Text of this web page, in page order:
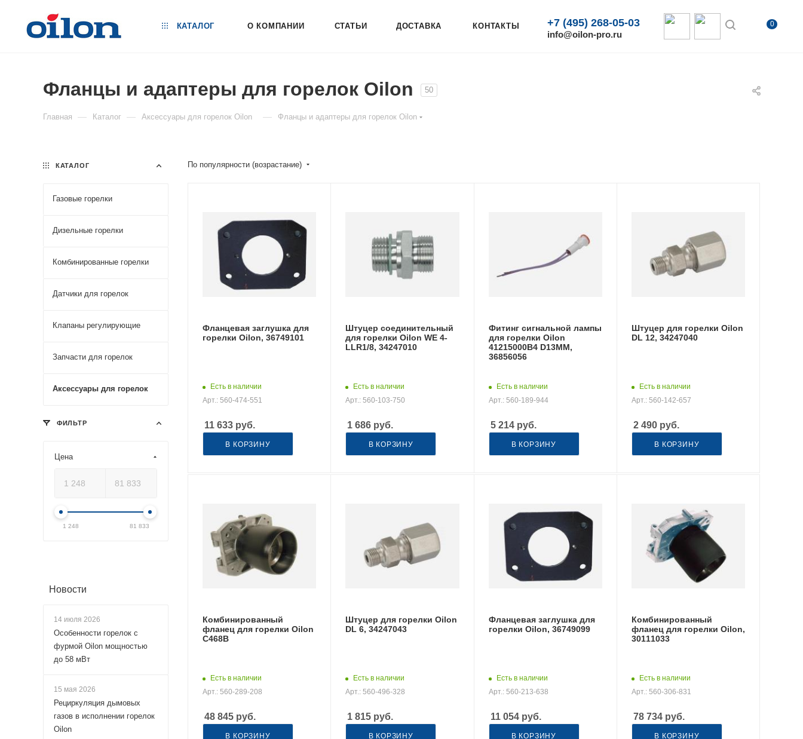
КАТАЛОГ О КОМПАНИИ СТАТЬИ ДОСТАВКА КОНТАКТЫ +7 (495) 268-05-03
info@oilon-pro.ru
0
Фланцы и адаптеры для горелок Oilon 50
Главная — Каталог — Аксессуары для горелок Oilon — Фланцы и адаптеры для горелок Oilon
По популярности (возрастание)
Фланцевая заглушка для
горелки Oilon, 36749101
Есть в наличии
Арт.: 560-474-551
11 633 руб.
В КОРЗИНУ
Штуцер соединительный
для горелки Oilon WE 4-
LLR1/8, 34247010
Есть в наличии
Арт.: 560-103-750
1 686 руб.
В КОРЗИНУ
Фитинг сигнальной лампы
для горелки Oilon
41215000B4 D13MM,
36856056
Есть в наличии
Арт.: 560-189-944
5 214руб.
В КОРЗИНУ
Штуцер для горелки Oilon
DL 12, 34247040
Есть в наличии
Арт.: 560-142-657
2 490руб.
В КОРЗИНУ
Комбинированный
фланец для горелки Oilon
C468B
Есть в наличии
Арт.: 560-289-208
48 845 руб.
В КОРЗИНУ
Штуцер для горелки Oilon
DL 6, 34247043
Есть в наличии
Арт.: 560-496-328
1 815 руб.
В КОРЗИНУ
Фланцевая заглушка для
горелки Oilon, 36749099
Есть в наличии
Арт.: 560-213-638
11 054руб.
В КОРЗИНУ
Комбинированный
фланец для горелки Oilon,
30111033
Есть в наличии
Арт.: 560-306-831
78 734руб.
В КОРЗИНУ
КАТАЛОГ
Газовые горелки
Дизельные горелки
Комбинированные горелки
Датчики для горелок
Клапаны регулирующие
Запчасти для горелок
Аксессуары для горелок
ФИЛЬТР
Цена
1 248 81 833
Новости
14 июля 2026
Особенности горелок с
фурмой Oilon мощностью
до 58 мВт
15 мая 2026
Рециркуляция дымовых
газов в исполнении горелок
Oilon